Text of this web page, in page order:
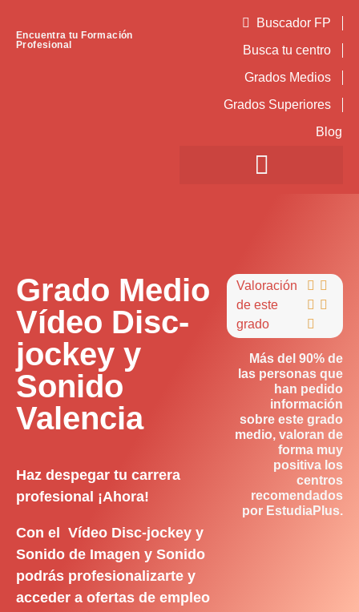
Encuentra tu Formación
Profesional
Buscador FP
Busca tu centro
Grados Medios
Grados Superiores
Blog
Grado Medio
Vídeo Disc-
jockey y
Sonido
Valencia
Haz despegar tu carrera
profesional ¡Ahora!
Con el Vídeo Disc-jockey y
Sonido de Imagen y Sonido
podrás profesionalizarte y
acceder a ofertas de empleo
Valoración
de este
grado
 
 

Más del 90% de
las personas que
han pedido
información
sobre este grado
medio, valoran de
forma muy
positiva los
centros
recomendados
por EstudiaPlus.